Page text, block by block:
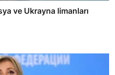
ve Ukrayna limanları